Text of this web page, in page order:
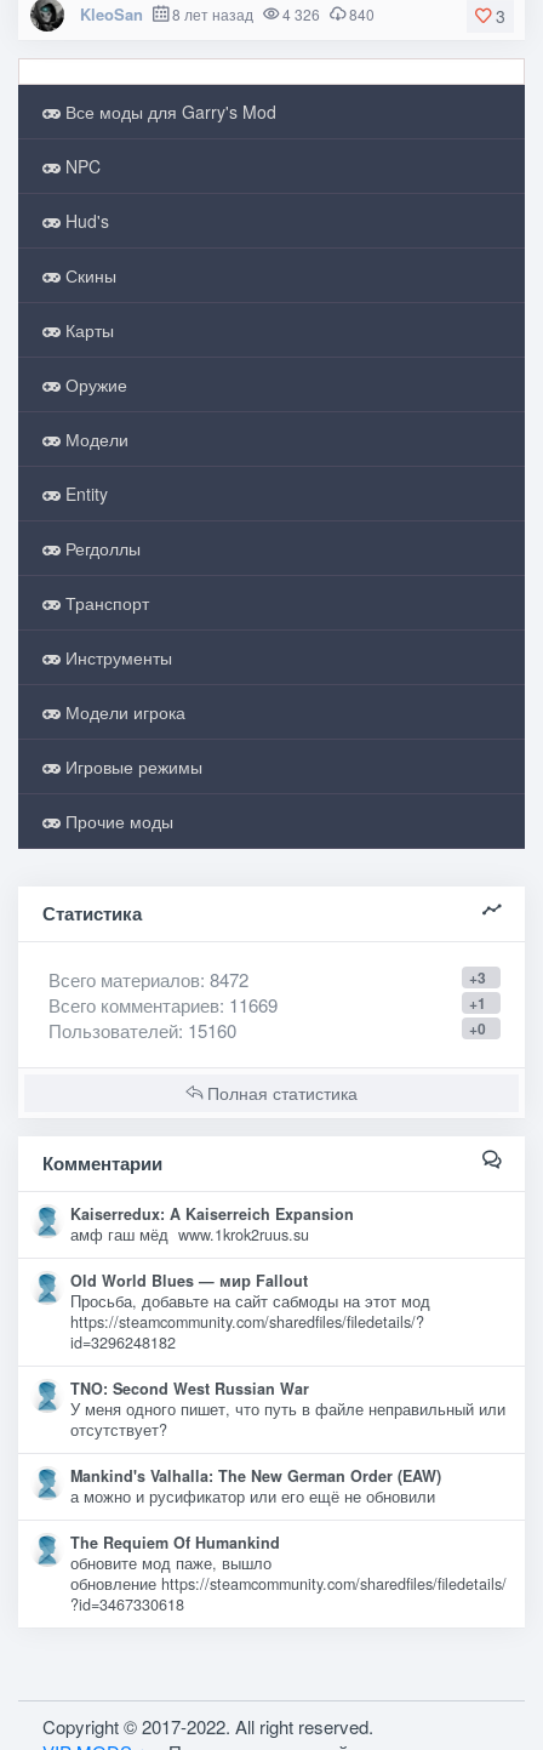
3
KleoSan 8 лет назад 4 326 840
Все моды для Garry's Mod
NPC
Hud's
Скины
Карты
Оружие
Модели
Entity
Регдоллы
Транспорт
Инструменты
Модели игрока
Игровые режимы
Прочие моды
Статистика
+3
Всего материалов: 8472
+1
Всего комментариев: 11669
+0
Пользователей: 15160
Полная статистика
Комментарии
Kaiserredux: A Kaiserreich Expansion
амф гаш мёд www.1krok2ruus.su
Old World Blues — мир Fallout
Просьба, добавьте на сайт сабмоды на этот мод
https://steamcommunity.com/sharedfiles/filedetails/?
id=3296248182
TNO: Second West Russian War
У меня одного пишет, что путь в файле неправильный или
отсутствует?
Mankind's Valhalla: The New German Order (EAW)
а можно и русификатор или его ещё не обновили
The Requiem Of Humankind
обновите мод паже, вышло
обновление https://steamcommunity.com/sharedfiles/filedetails/
?id=3467330618
Copyright © 2017-2022. All right reserved.